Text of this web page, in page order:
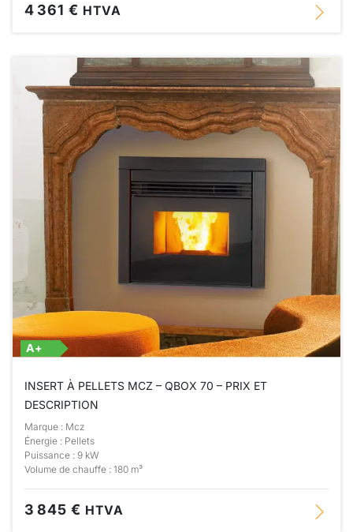
4 361 € HTVA
A+
INSERT À PELLETS MCZ – QBOX 70 – PRIX ET
DESCRIPTION
Marque : Mcz
Énergie : Pellets
Puissance : 9 kW
Volume de chauffe : 180 m³
3 845 € HTVA